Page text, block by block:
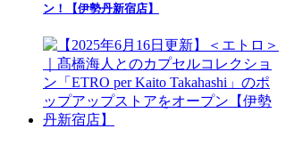
ン！【伊勢丹新宿店】